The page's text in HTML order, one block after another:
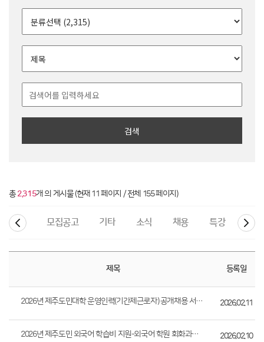
검색
총2,315개 의 게시물 (현재 11 페이지 / 전체 155 페이지)
모집공고 기타 소식 채용 특강안내
제목 등록일
2026년 제주도민대학 운영인력(기간제근로자) 공개채용 서류전형 합격자 발표 2026.02.11
2026년 제주도민 외국어 학습비 지원-외국어 학원 회화과정 제1기(3월) 학습비 지... 2026.02.10